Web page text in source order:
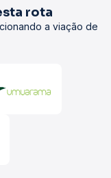
rota
a viação de